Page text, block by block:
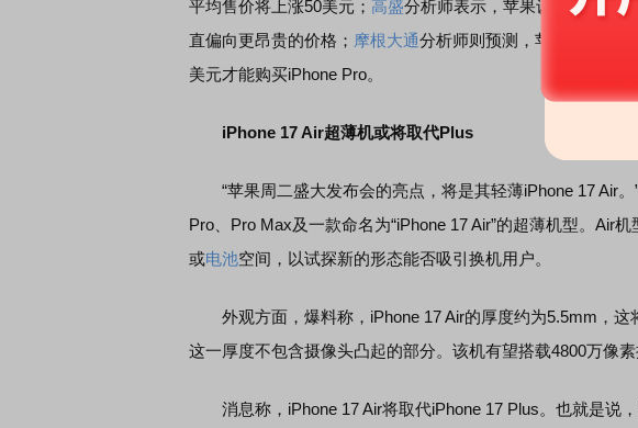
平均售价将上涨50美元； 高盛分析师表示，苹果设备的平均
直偏向更昂贵的价格； 摩根大通分析师则预测，苹果有可能取
美元才能购买iPhone Pro。
iPhone 17 Air超薄机或将取代Plus
“苹果周二盛大发布会的亮点，将是其轻薄iPhone 17 Air。
Pro、Pro Max及一款命名为“iPhone 17 Air”的超薄机型。Air
或电池空间，以试探新的形态能否吸引换机用户。
外观方面，爆料称，iPhone 17 Air的厚度约为5.5mm，这
这一厚度不包含摄像头凸起的部分。该机有望搭载4800万像素
消息称，iPhone 17 Air将取代iPhone 17 Plus。也就是说，